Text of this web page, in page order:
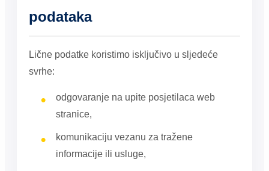
podataka
Lične podatke koristimo isključivo u sljedeće
svrhe:
odgovaranje na upite posjetilaca web
stranice,
komunikaciju vezanu za tražene
informacije ili usluge,